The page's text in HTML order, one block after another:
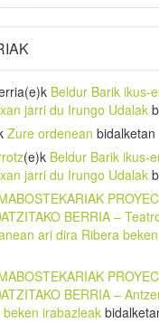
(e)k Beldur Barik ikus-
jarri du Irungo Udalak
Zure ordenean bidalketan
(e)k Beldur Barik ikus-
jarri du Irungo Udalak
BERRIA –
ari dira Ribera
BERRIA –
irabazleak